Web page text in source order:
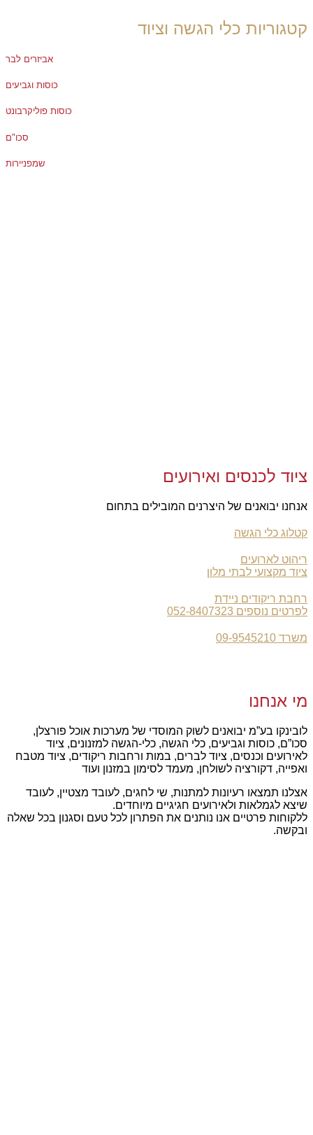
קטגוריות כלי הגשה וציוד
אביזרים לבר
כוסות וגביעים
כוסות פוליקרבונט
סכו"ם
שמפניירות
ציוד לכנסים ואירועים
אנחנו יבואנים של היצרנים המובילים בתחום
קטלוג כלי הגשה
ריהוט לארועים
ציוד מקצועי לבתי מלון
רחבת ריקודים ניידת
לפרטים נוספים 052-8407323
משרד 09-9545210
מי אנחנו
לובינקו בע”מ יבואנים לשוק המוסדי של מערכות אוכל פורצלן,
סכו”ם, כוסות וגביעים, כלי הגשה, כלי-הגשה למזנונים, ציוד
לאירועים וכנסים, ציוד לברים, במות ורחבות ריקודים, ציוד מטבח
ואפייה, דקורציה לשולחן, מעמד לסימון במזנון ועוד
אצלנו תמצאו רעיונות למתנות, שי לחגים, לעובד מצטיין, לעובד
שיצא לגמלאות ולאירועים חגיגיים מיוחדים.
ללקוחות פרטיים אנו נותנים את הפתרון לכל טעם וסגנון בכל שאלה
ובקשה.